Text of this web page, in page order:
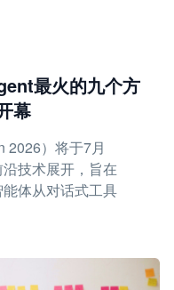
最火的九个方
幕
2026）将于7月
技术展开，旨在
体从对话式工具